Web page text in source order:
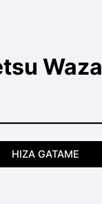
Waza
HIZA GATAME